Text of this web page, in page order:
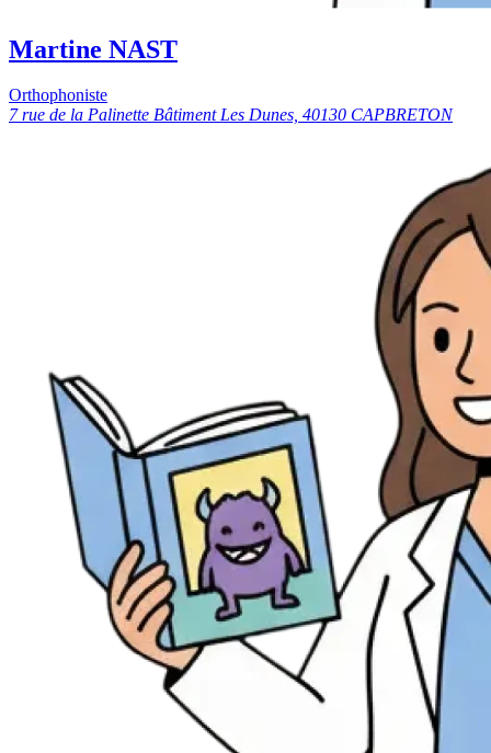
Martine NAST
Orthophoniste
7 rue de la Palinette Bâtiment Les Dunes, 40130 CAPBRETON